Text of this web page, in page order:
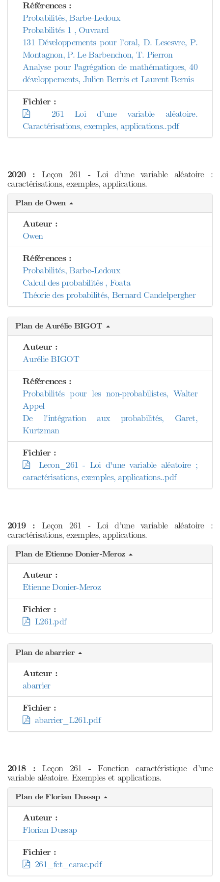
Références :
Probabilités, Barbe-Ledoux
Probabilités 1 , Ouvrard
131 Développements pour l’oral, D. Lesesvre, P.
Montagnon, P. Le Barbenchon, T. Pierron
Analyse pour l'agrégation de mathématiques, 40
développements, Julien Bernis et Laurent Bernis
Fichier :
261 Loi d’une variable aléatoire.
Caractérisations, exemples, applications..pdf
2020 : Leçon 261 - Loi d’une variable aléatoire :
caractérisations, exemples, applications.
Plan de Owen
Auteur :
Owen
Références :
Probabilités, Barbe-Ledoux
Calcul des probabilités , Foata
Théorie des probabilités, Bernard Candelpergher
Plan de Aurélie BIGOT
Auteur :
Aurélie BIGOT
Références :
Probabilités pour les non-probabilistes, Walter
Appel
De l'intégration aux probabilités, Garet,
Kurtzman
Fichier :
Lecon_261 - Loi d'une variable aléatoire ;
caractérisations, exemples, applications..pdf
2019 : Leçon 261 - Loi d’une variable aléatoire :
caractérisations, exemples, applications.
Plan de Etienne Donier-Meroz
Auteur :
Etienne Donier-Meroz
Fichier :
L261.pdf
Plan de abarrier
Auteur :
abarrier
Fichier :
abarrier_L261.pdf
2018 : Leçon 261 - Fonction caractéristique d’une
variable aléatoire. Exemples et applications.
Plan de Florian Dussap
Auteur :
Florian Dussap
Fichier :
261_fct_carac.pdf